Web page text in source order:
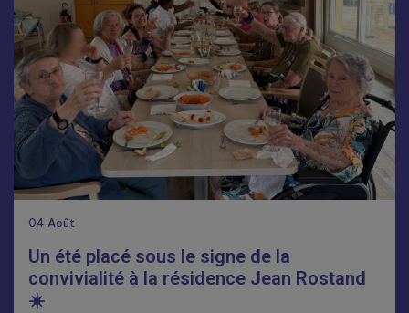
04 Août
Un été placé sous le signe de la
convivialité à la résidence Jean Rostand
☀️